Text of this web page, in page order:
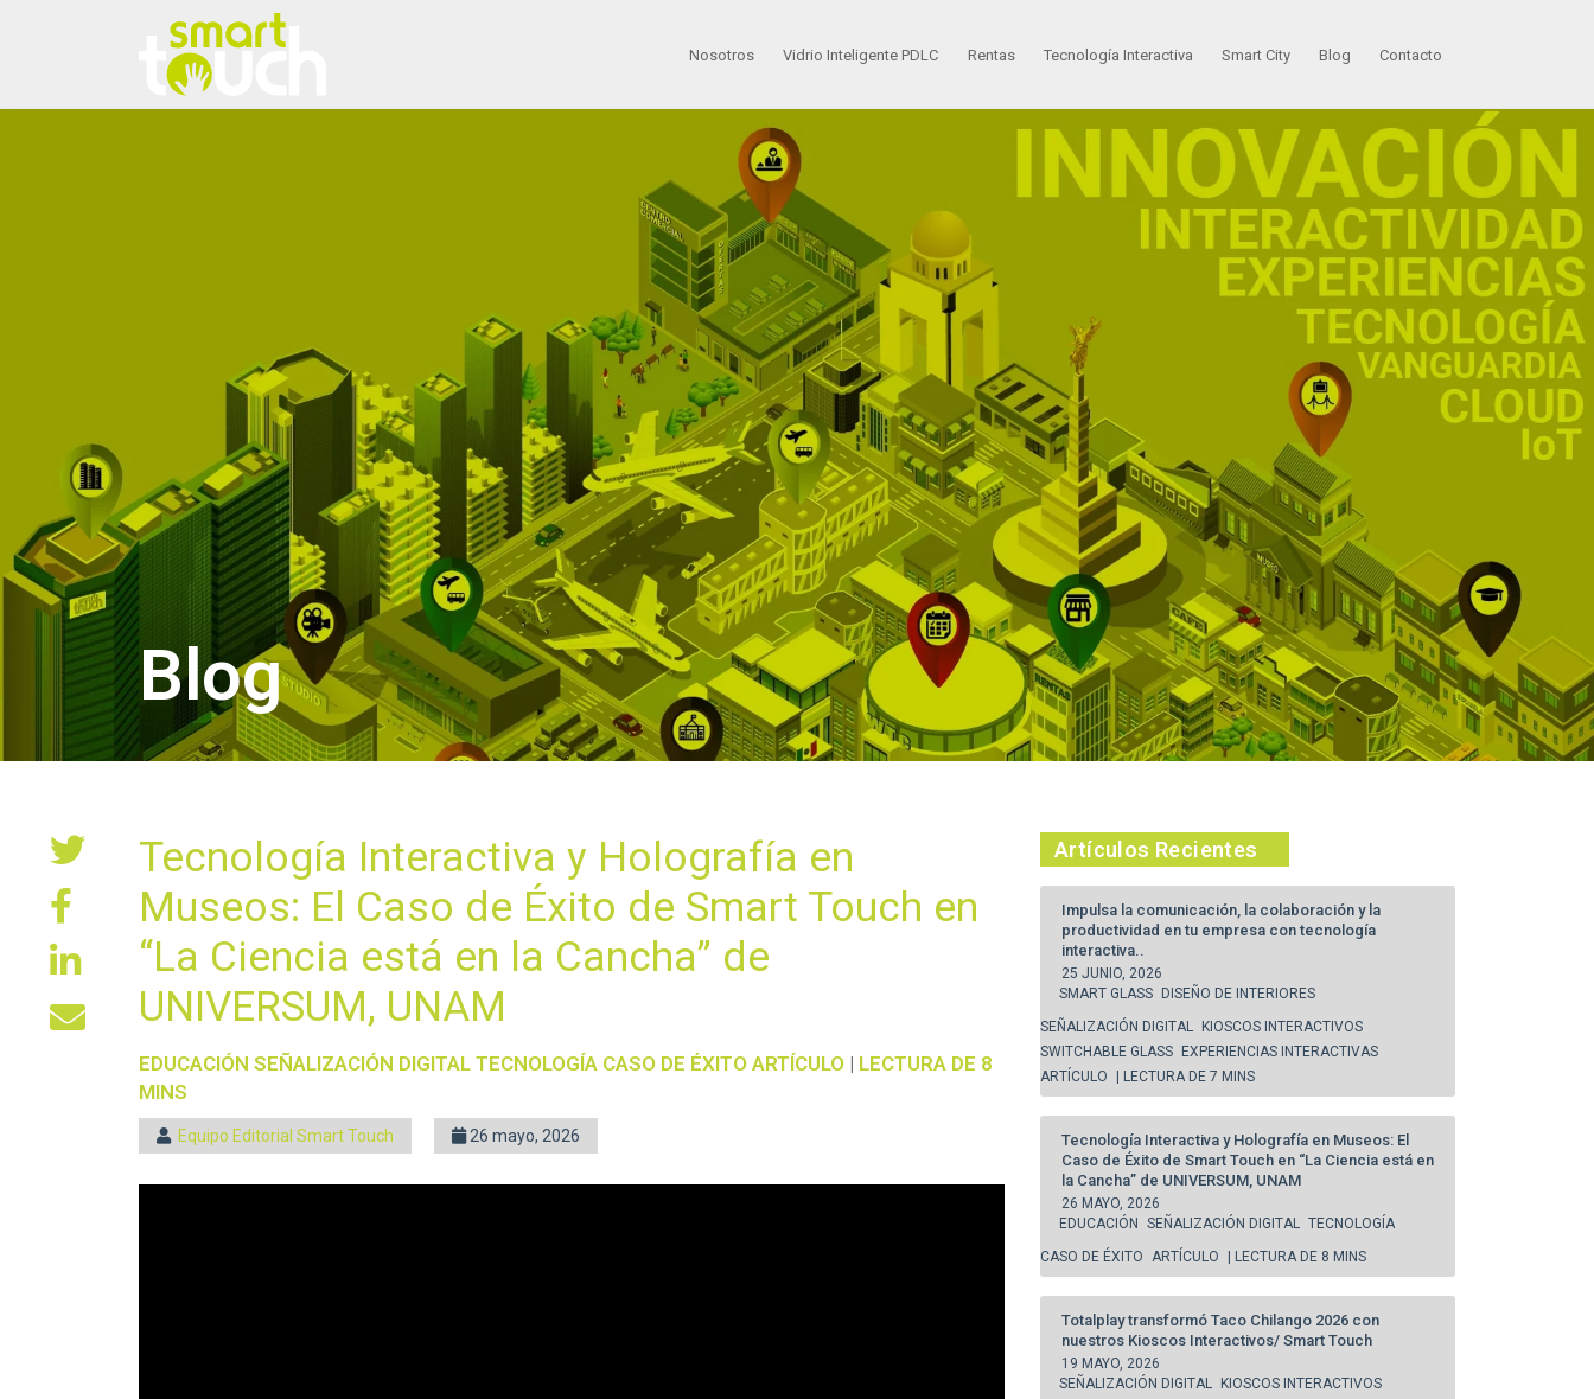
Nosotros Vidrio Inteligente PDLC Rentas Tecnología Interactiva Smart City Blog Contacto
Blog
Artículos Recientes
Impulsa la comunicación, la colaboración y la
productividad en tu empresa con tecnología
interactiva..
25 JUNIO, 2026
SMART GLASS
DISEÑO DE INTERIORES
SEÑALIZACIÓN DIGITAL
KIOSCOS INTERACTIVOS
SWITCHABLE GLASS
EXPERIENCIAS INTERACTIVAS
ARTÍCULO
| LECTURA DE 7 MINS
Tecnología Interactiva y Holografía en Museos: El
Caso de Éxito de Smart Touch en “La Ciencia está en
la Cancha” de UNIVERSUM, UNAM
26 MAYO, 2026
EDUCACIÓN
SEÑALIZACIÓN DIGITAL TECNOLOGÍA
CASO DE ÉXITO ARTÍCULO | LECTURA DE 8 MINS
Totalplay transformó Taco Chilango 2026 con
nuestros Kioscos Interactivos/ Smart Touch
19 MAYO, 2026
SEÑALIZACIÓN DIGITAL
KIOSCOS INTERACTIVOS
Tecnología Interactiva y Holografía en
Museos: El Caso de Éxito de Smart Touch en
“La Ciencia está en la Cancha” de
UNIVERSUM, UNAM
EDUCACIÓN SEÑALIZACIÓN DIGITAL TECNOLOGÍA CASO DE ÉXITO ARTÍCULO | LECTURA DE 8
MINS
Equipo Editorial Smart Touch 26 mayo, 2026